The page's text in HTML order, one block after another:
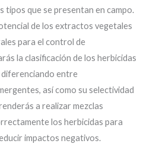
tipos que se presentan en campo.
de los extractos vegetales
para el control de
la clasificación de los herbicidas
diferenciando entre
así como su selectividad
a realizar mezclas
los herbicidas para
impactos negativos.